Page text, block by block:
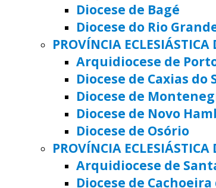
Diocese de Bagé
Diocese do Rio
PROVÍNCIA ECLESIÁSTICA
Arquidiocese de
Diocese de Caxias do
Diocese de
Diocese de Novo
Diocese de Osório
PROVÍNCIA
Arquidiocese de
Diocese de Cachoeira